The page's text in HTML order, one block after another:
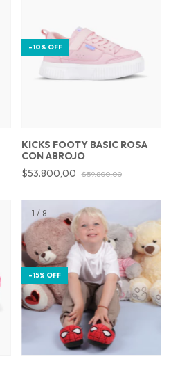
-10% OFF
KICKS FOOTY BASIC ROSA
CON ABROJO
$53.800,00
$59.800,00
1 / 8
-15% OFF